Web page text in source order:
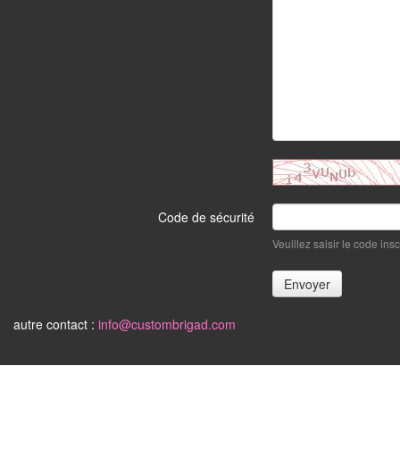
Code de sécurité
Veuillez saisir le code
autre contact : info@custombrigad.com